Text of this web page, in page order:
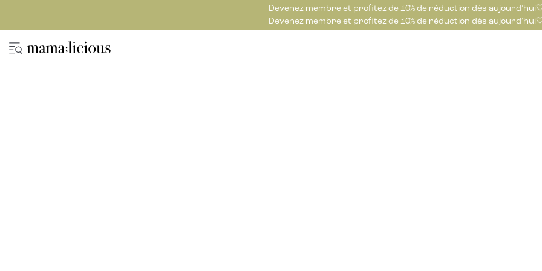
Devenez membre et profitez de 10% de réduction dès
Devenez membre et profitez de 10% de réduction dès